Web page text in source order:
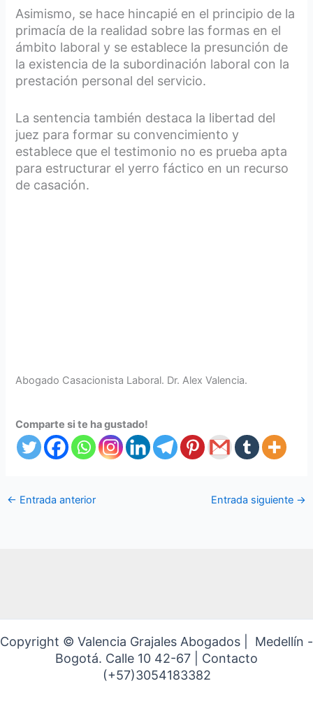
Asimismo, se hace hincapié en el principio de la
primacía de la realidad sobre las formas en el
ámbito laboral y se establece la presunción de
la existencia de la subordinación laboral con la
prestación personal del servicio.
La sentencia también destaca la libertad del
juez para formar su convencimiento y
establece que el testimonio no es prueba apta
para estructurar el yerro fáctico en un recurso
de casación.
Abogado Casacionista Laboral. Dr. Alex Valencia.
Comparte si te ha gustado!
← Entrada anterior Entrada siguiente →
Copyright © Valencia Grajales Abogados | Medellín -
Bogotá. Calle 10 42-67 | Contacto
(+57)3054183382